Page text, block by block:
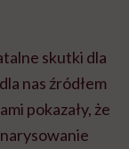
skutki dla
nas źródłem
pokazały, że